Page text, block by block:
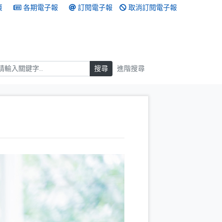
各期電子報 訂閱電子報 取消訂閱電子報
搜尋 進階搜尋